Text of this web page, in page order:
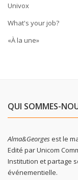
Univox
What's your job?
«À la une»
QUI SOMMES-
Alma&Georgesest le
Edité par Unicom
Institution et partage
événementielle.